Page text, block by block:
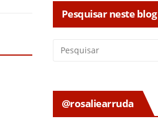
Pesquisar neste blog
@rosaliearruda